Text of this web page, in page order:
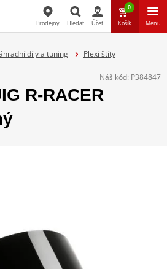
Prodejny Hledat Účet
0
Košík Menu
díly a tuning
Plexi štíty
Náš kód: P384847
R-RACER